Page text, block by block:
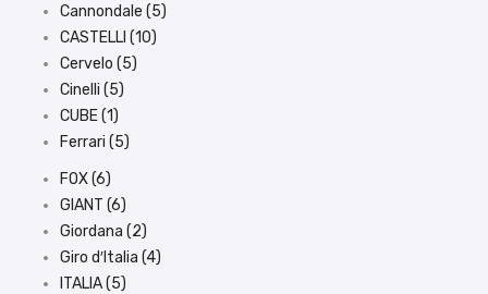
Cannondale (5)
CASTELLI (10)
Cervelo (5)
Cinelli (5)
CUBE (1)
Ferrari (5)
FOX (6)
GIANT (6)
Giordana (2)
Giro d′Italia (4)
ITALIA (5)